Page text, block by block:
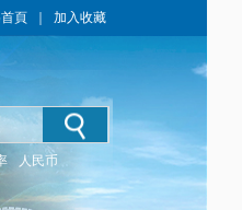
頁 加入收藏
人民币